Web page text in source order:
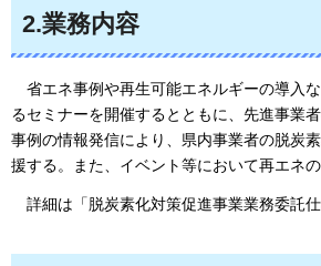
2.業務内容
省エネ事例や再生可能エネルギーの導入
るセミナーを開催するとともに、先進事業
事例の情報発信により、県内事業者の脱炭
援する。また、イベント等において再エネの
詳細は「脱炭素化対策促進事業業務委託